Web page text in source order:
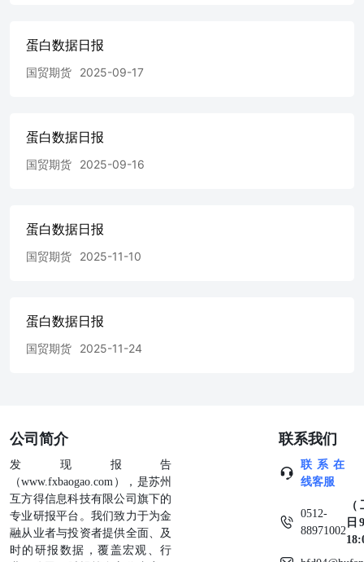
蛋白数据日报
国贸期货 2025-09-17
蛋白数据日报
国贸期货 2025-09-16
蛋白数据日报
国贸期货 2025-11-10
蛋白数据日报
国贸期货 2025-11-24
公司简介
发现报告
（www.fxbaogao.com），是苏州
互方得信息科技有限公司旗下的
专业研报平台。我们致力于为金
融从业者与投资者提供全面、及
时的研报数据，覆盖宏观、行
联系我们
联系在
线客服
0512-
88971002
日